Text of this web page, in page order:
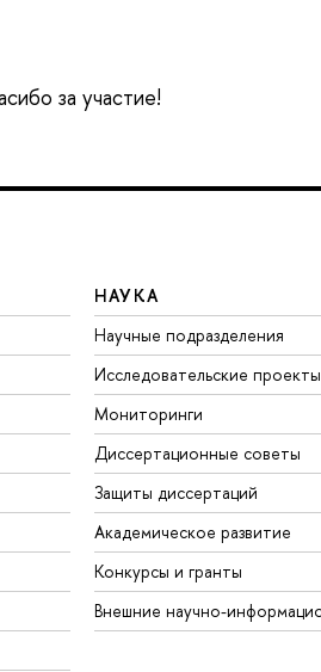
за участие!
НАУКА
Научные подразделения
Исследовательские проекты
Мониторинги
Диссертационные советы
Защиты диссертаций
Академическое развитие
Конкурсы и гранты
Внешние научно-